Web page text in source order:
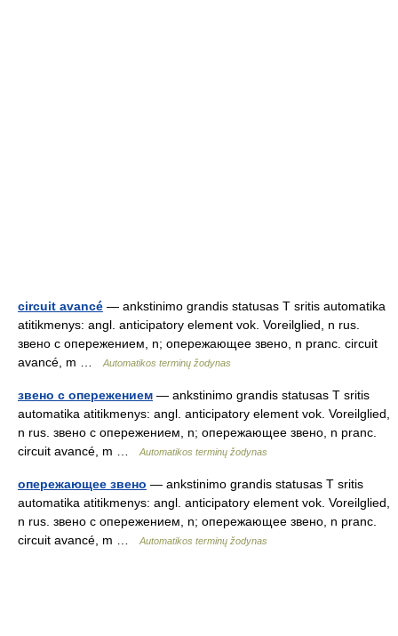
circuit avancé — ankstinimo grandis statusas T sritis automatika
atitikmenys: angl. anticipatory element vok. Voreilglied, n rus.
звено с опережением, n; опережающее звено, n pranc. circuit
avancé, m …
Automatikos terminų žodynas
звено с опережением — ankstinimo grandis statusas T sritis
automatika atitikmenys: angl. anticipatory element vok. Voreilglied,
n rus. звено с опережением, n; опережающее звено, n pranc.
circuit avancé, m …
Automatikos terminų žodynas
опережающее звено — ankstinimo grandis statusas T sritis
automatika atitikmenys: angl. anticipatory element vok. Voreilglied,
n rus. звено с опережением, n; опережающее звено, n pranc.
circuit avancé, m …
Automatikos terminų žodynas